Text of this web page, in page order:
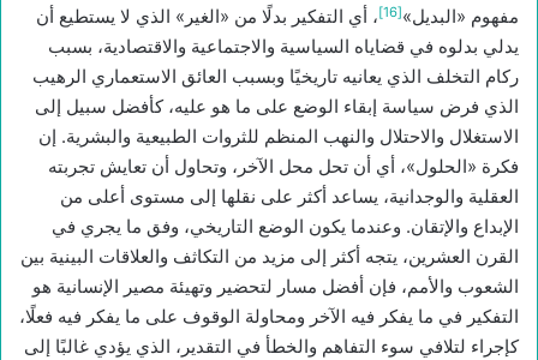
مفهوم «البديل»[16]
، أي التفكير بدلًا من «الغير» الذي لا يستطيع أن
يدلي بدلوه في قضاياه السياسية والاجتماعية والاقتصادية، بسبب
ركام التخلف الذي يعانيه تاريخيًا وبسبب العائق الاستعماري الرهيب
الذي فرض سياسة إبقاء الوضع على ما هو عليه، كأفضل سبيل إلى
الاستغلال والاحتلال والنهب المنظم للثروات الطبيعية والبشرية. إن
فكرة «الحلول»، أي أن تحل محل الآخر، وتحاول أن تعايش تجربته
العقلية والوجدانية، يساعد أكثر على نقلها إلى مستوى أعلى من
الإبداع والإتقان. وعندما يكون الوضع التاريخي، وفق ما يجري في
القرن العشرين، يتجه أكثر إلى مزيد من التكاثف والعلاقات البينية بين
الشعوب والأمم، فإن أفضل مسار لتحضير وتهيئة مصير الإنسانية هو
التفكير في ما يفكر فيه الآخر ومحاولة الوقوف على ما يفكر فيه فعلًا،
كإجراء لتلافي سوء التفاهم والخطأ في التقدير، الذي يؤدي غالبًا إلى